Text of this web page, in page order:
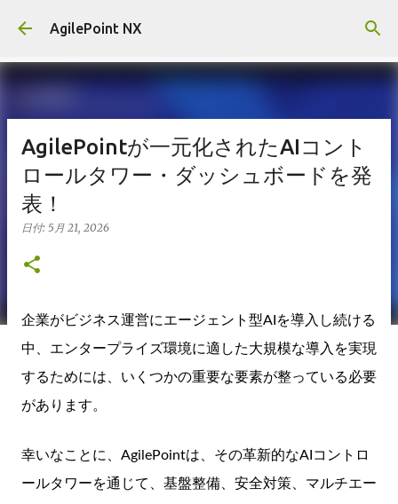
スキップしてメイン コンテンツに移動
AgilePoint NX
AgilePointが一元化されたAIコント
ロールタワー・ダッシュボードを発
表！
日付: 5月 21, 2026
企業がビジネス運営にエージェント型AIを導入し続ける
中、エンタープライズ環境に適した大規模な導入を実現
するためには、いくつかの重要な要素が整っている必要
があります。
幸いなことに、AgilePointは、その革新的なAIコントロ
ールタワーを通じて、基盤整備、安全対策、マルチエー